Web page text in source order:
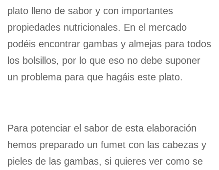
plato lleno de sabor y con importantes
propiedades nutricionales. En el mercado
podéis encontrar gambas y almejas para todos
los bolsillos, por lo que eso no debe suponer
un problema para que hagáis este plato.
Para potenciar el sabor de esta elaboración
hemos preparado un fumet con las cabezas y
pieles de las gambas, si quieres ver como se